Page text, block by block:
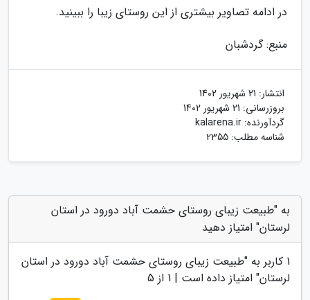
در ادامه تصاویر بیشتری از این روستای زیبا را ببینید.
منبع: گردشبان
انتشار: 21 شهریور 1402
بروزرسانی: 21 شهریور 1402
گردآورنده: kalarena.ir
شناسه مطلب: 2355
به "طبیعت زیبای روستای حشمت آباد دورود در استان
لرستان" امتیاز دهید
1 کاربر به "طبیعت زیبای روستای حشمت آباد دورود در استان
لرستان" امتیاز داده است | 1 از 5